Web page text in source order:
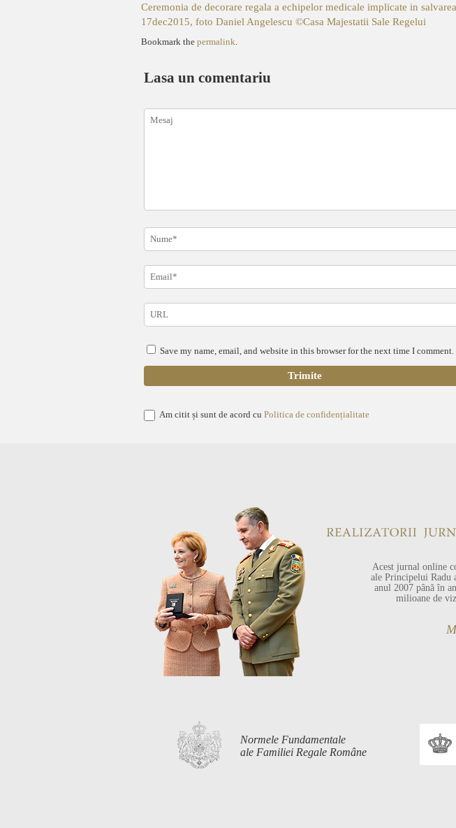
Ceremonia de decorare regala a echipelor medicale implicate in
17dec2015, foto Daniel Angelescu ©Casa Majestatii Sale Regelui
Bookmark the permalink
Lasa un comentariu
Save my name, email, and website in this browser for the next time I comment.
Am citit și sunt de acord cu Politica de confidențialitate
Acest jurnal online
ale Principelui Radu
anul 2007 până în
milioane de
Normele Fundamentale
ale Familiei Regale Române